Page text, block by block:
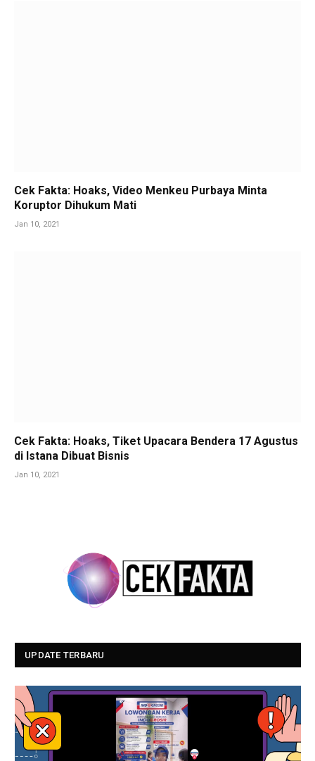
Cek Fakta: Hoaks, Video Menkeu Purbaya Minta
Koruptor Dihukum Mati
Jan 10, 2021
Cek Fakta: Hoaks, Tiket Upacara Bendera 17 Agustus
di Istana Dibuat Bisnis
Jan 10, 2021
UPDATE TERBARU